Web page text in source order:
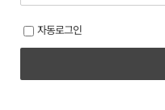
자동로그인